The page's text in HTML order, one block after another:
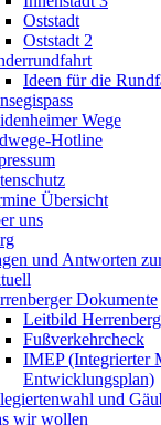
Oststadt
Oststadt 2
Ideen für die
Wege
Hotline
Übersicht
uns
und Antworten
Dokumente
Leitbild
Fußverkehrcheck
IMEP (Integrierter
Entwicklungsplan)
und
wir wollen